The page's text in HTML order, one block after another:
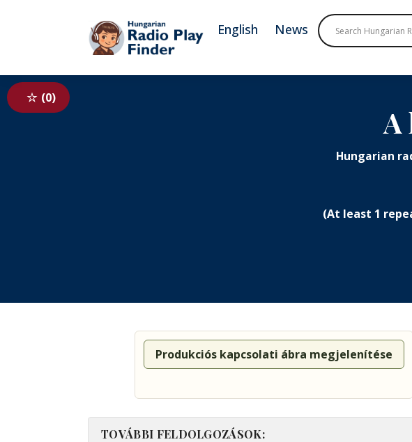
English News
0
A
Hungarian
(At least 1
Produkciós kapcsolati ábra megjelenítése
TOVÁBBI FELDOLGOZÁSOK: